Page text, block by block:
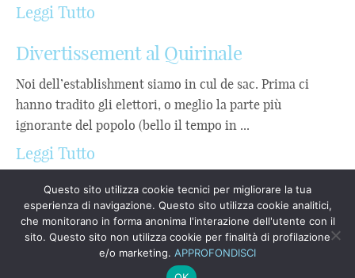
Leggi Tutto
Divertissement al Quirinale
Noi dell’establishment siamo in cul de sac. Prima ci
hanno tradito gli elettori, o meglio la parte più
ignorante del popolo (bello il tempo in ...
Leggi Tutto
Copyrights © 2023
Questo sito utilizza cookie tecnici per migliorare la tua
esperienza di navigazione. Questo sito utilizza cookie analitici,
che monitorano in forma anonima l'interazione dell'utente con il
sito. Questo sito non utilizza cookie per finalità di profilazione
e/o marketing. APPROFONDISCI